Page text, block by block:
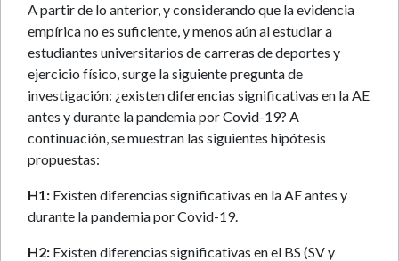
A partir de lo anterior, y considerando que la evidencia
empírica no es suficiente, y menos aún al estudiar a
estudiantes universitarios de carreras de deportes y
ejercicio físico, surge la siguiente pregunta de
investigación: ¿existen diferencias significativas en la AE
antes y durante la pandemia por Covid-19? A
continuación, se muestran las siguientes hipótesis
propuestas:
H1: Existen diferencias significativas en la AE antes y
durante la pandemia por Covid-19.
H2: Existen diferencias significativas en el BS (SV y